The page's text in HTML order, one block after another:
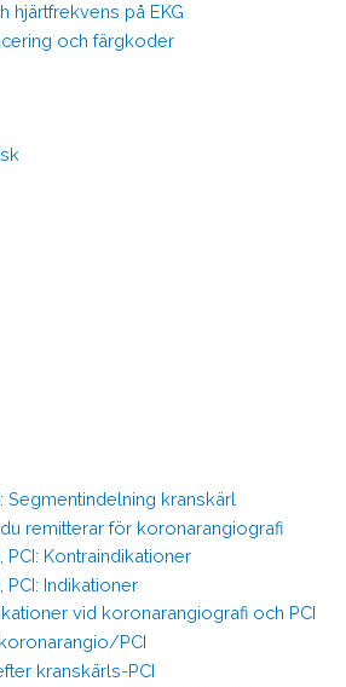
hjärtfrekvens på EKG
och färgkoder
Segmentindelning kranskärl
remitterar för koronarangiografi
Kontraindikationer
Indikationer
vid koronarangiografi och PCI
PCI
kranskärls-PCI